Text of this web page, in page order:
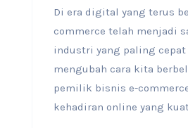
Di era digital yang terus
commerce telah menjadi
industri yang paling
mengubah cara kita
pemilik bisnis e-
kehadiran online yang